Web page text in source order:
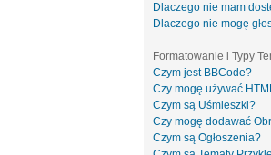
Dlaczego nie mam
Dlaczego nie mogę
Formatowanie i Typy
Czym jest BBCode?
Czy mogę używać
Czym są Uśmieszki?
Czy mogę dodawać
Czym są Ogłoszenia?